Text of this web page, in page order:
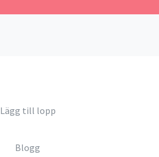
Lägg till lopp
Blogg